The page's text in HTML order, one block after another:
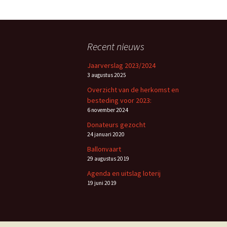
Recent nieuws
Jaarverslag 2023/2024
3 augustus 2025
Overzicht van de herkomst en
besteding voor 2023:
6 november 2024
Donateurs gezocht
24 januari 2020
Ballonvaart
29 augustus 2019
Agenda en uitslag loterij
19 juni 2019